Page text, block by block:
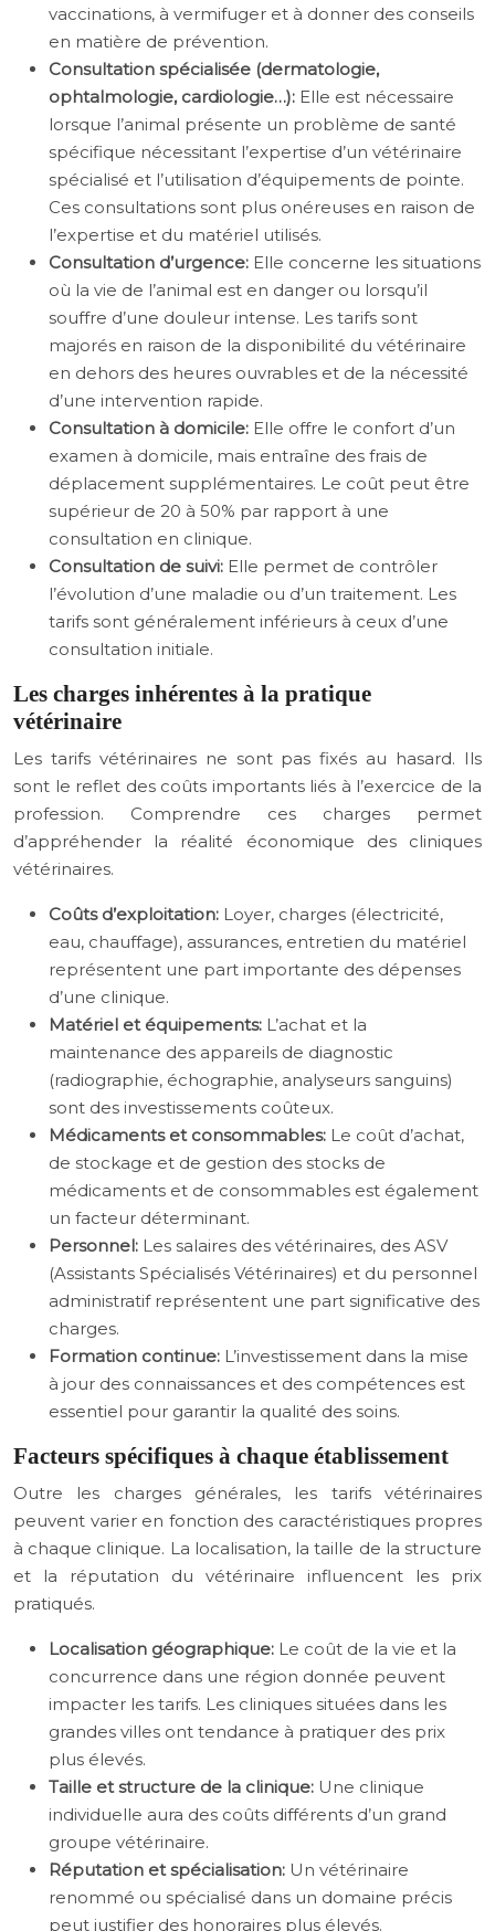
vaccinations, à vermifuger et à donner des conseils
en matière de prévention.
Consultation spécialisée (dermatologie,
ophtalmologie, cardiologie…): Elle est nécessaire
lorsque l’animal présente un problème de santé
spécifique nécessitant l’expertise d’un vétérinaire
spécialisé et l’utilisation d’équipements de pointe.
Ces consultations sont plus onéreuses en raison de
l’expertise et du matériel utilisés.
Consultation d’urgence: Elle concerne les situations
où la vie de l’animal est en danger ou lorsqu’il
souffre d’une douleur intense. Les tarifs sont
majorés en raison de la disponibilité du vétérinaire
en dehors des heures ouvrables et de la nécessité
d’une intervention rapide.
Consultation à domicile: Elle offre le confort d’un
examen à domicile, mais entraîne des frais de
déplacement supplémentaires. Le coût peut être
supérieur de 20 à 50% par rapport à une
consultation en clinique.
Consultation de suivi: Elle permet de contrôler
l’évolution d’une maladie ou d’un traitement. Les
tarifs sont généralement inférieurs à ceux d’une
consultation initiale.
Les charges inhérentes à la pratique
vétérinaire
Les tarifs vétérinaires ne sont pas fixés au hasard. Ils
sont le reflet des coûts importants liés à l’exercice de la
profession. Comprendre ces charges permet
d’appréhender la réalité économique des cliniques
vétérinaires.
Coûts d’exploitation: Loyer, charges (électricité,
eau, chauffage), assurances, entretien du matériel
représentent une part importante des dépenses
d’une clinique.
Matériel et équipements: L’achat et la
maintenance des appareils de diagnostic
(radiographie, échographie, analyseurs sanguins)
sont des investissements coûteux.
Médicaments et consommables: Le coût d’achat,
de stockage et de gestion des stocks de
médicaments et de consommables est également
un facteur déterminant.
Personnel: Les salaires des vétérinaires, des ASV
(Assistants Spécialisés Vétérinaires) et du personnel
administratif représentent une part significative des
charges.
Formation continue: L’investissement dans la mise
à jour des connaissances et des compétences est
essentiel pour garantir la qualité des soins.
Facteurs spécifiques à chaque établissement
Outre les charges générales, les tarifs vétérinaires
peuvent varier en fonction des caractéristiques propres
à chaque clinique. La localisation, la taille de la structure
et la réputation du vétérinaire influencent les prix
pratiqués.
Localisation géographique: Le coût de la vie et la
concurrence dans une région donnée peuvent
impacter les tarifs. Les cliniques situées dans les
grandes villes ont tendance à pratiquer des prix
plus élevés.
Taille et structure de la clinique: Une clinique
individuelle aura des coûts différents d’un grand
groupe vétérinaire.
Réputation et spécialisation: Un vétérinaire
renommé ou spécialisé dans un domaine précis
peut justifier des honoraires plus élevés.